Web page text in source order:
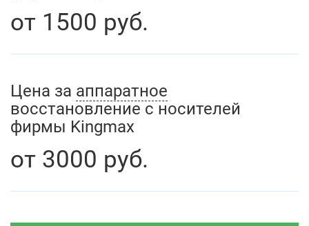
от 1500 руб.
Цена за аппаратное
восстановление с носителей
фирмы Kingmax
от 3000 руб.